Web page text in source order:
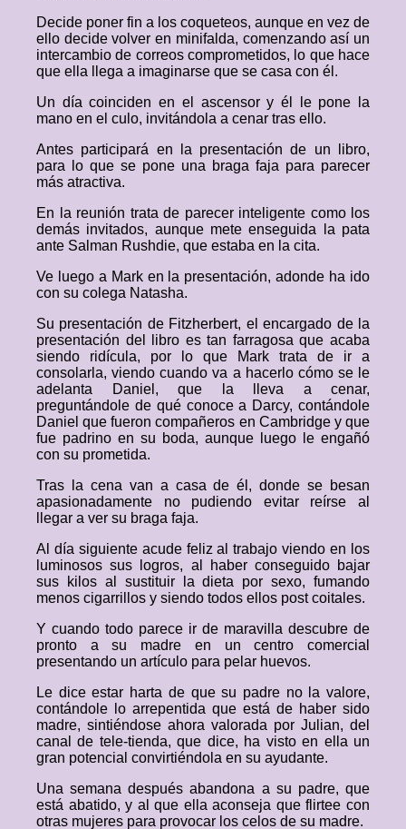
Decide poner fin a los coqueteos, aunque en vez de
ello decide volver en minifalda, comenzando así un
intercambio de correos comprometidos, lo que hace
que ella llega a imaginarse que se casa con él.
Un día coinciden en el ascensor y él le pone la
mano en el culo, invitándola a cenar tras ello.
Antes participará en la presentación de un libro,
para lo que se pone una braga faja para parecer
más atractiva.
En la reunión trata de parecer inteligente como los
demás invitados, aunque mete enseguida la pata
ante Salman Rushdie, que estaba en la cita.
Ve luego a Mark en la presentación, adonde ha ido
con su colega Natasha.
Su presentación de Fitzherbert, el encargado de la
presentación del libro es tan farragosa que acaba
siendo ridícula, por lo que Mark trata de ir a
consolarla, viendo cuando va a hacerlo cómo se le
adelanta Daniel, que la lleva a cenar,
preguntándole de qué conoce a Darcy, contándole
Daniel que fueron compañeros en Cambridge y que
fue padrino en su boda, aunque luego le engañó
con su prometida.
Tras la cena van a casa de él, donde se besan
apasionadamente no pudiendo evitar reírse al
llegar a ver su braga faja.
Al día siguiente acude feliz al trabajo viendo en los
luminosos sus logros, al haber conseguido bajar
sus kilos al sustituir la dieta por sexo, fumando
menos cigarrillos y siendo todos ellos post coitales.
Y cuando todo parece ir de maravilla descubre de
pronto a su madre en un centro comercial
presentando un artículo para pelar huevos.
Le dice estar harta de que su padre no la valore,
contándole lo arrepentida que está de haber sido
madre, sintiéndose ahora valorada por Julian, del
canal de tele-tienda, que dice, ha visto en ella un
gran potencial convirtiéndola en su ayudante.
Una semana después abandona a su padre, que
está abatido, y al que ella aconseja que flirtee con
otras mujeres para provocar los celos de su madre.